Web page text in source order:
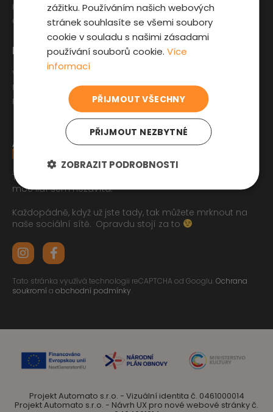
Tak jste se pročetli až sem dolu jo? To zasluhuje respekt,
moc lidí sem nezavítá.
Každopádně, když už jste tady, tak můžete mrknout na
naše sociální sítě. Opravdu stojí za to
Tato stránka využívá technologii reCAPTCHA od Googlu.Ochrana
soukromía obchodní podmínky.
Pro zákazníky
Výběr auta
Fyzická kontrola auta
Prověrka historie
Zajímavosti
Kupní smlouva na auto
Jak registrovat auto
Sleva pro IZS
Hradec Králové
České Budějovice
Projekt Automato s.r.o. - Vizuální identita č. 0461000014
Projekt Automato s.r.o. - Návrh UX pro nové webové stránky č.
zážitku. Používáním našich webových
stránek souhlasíte se všemi soubory
cookie v souladu s našimi zásadami
používání souborů cookie.Více
informací
PŘIJMOUT VŠECHNY
PŘIJMOUT NEZBYTNÉ
ZOBRAZIT PODROBNOSTI